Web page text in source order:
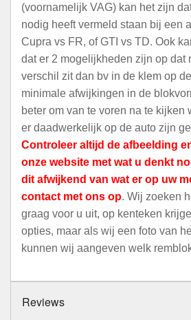
(voornamelijk VAG) kan het zijn
nodig heeft vermeld staan bij een
Cupra vs FR, of GTI vs TD. Ook
dat er 2 mogelijkheden zijn op dat
verschil zit dan bv in de klem op
minimale afwijkingen in de
beter om van te voren na te kijken
er daadwerkelijk op de auto zijn
Controleer altijd de afbeelding
onze website met wat u denkt
dit afwijkend van wat er op uw
contact met ons op. Wij zoeken
graag voor u uit, op kenteken
opties, maar als wij een foto van
kunnen wij aangeven welk
Reviews